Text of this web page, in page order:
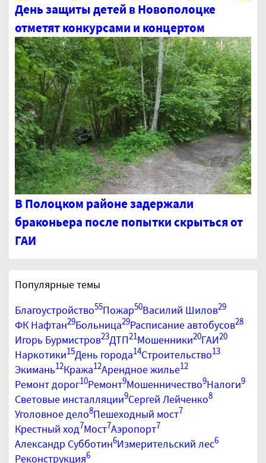
День защиты детей в Новополоцке
отметят конкурсами и концертом
В Полоцком районе задержали
браконьера после попытки скрыться от
ГАИ
Популярные темы
Благоустройство55Пожар50Василий Шилов29
ФК Нафтан29Больница29Расписание автобусов28
Игорь Бурмистров23ДТП21Мошенники20ГАИ20
Наркотики15День города14Строительство13
Экимань12Кража12Арендное жилье12
Ремонт дорог10Ремонт9Мошенничество9Налоги9
Световые инсталляции9Сергей Лейченко8
Уголовное дело8Пешеходный мост7
Крестный ход7Мост7Аэропорт7
Александр Субботин6Измерительский лес6
Реконструкция6